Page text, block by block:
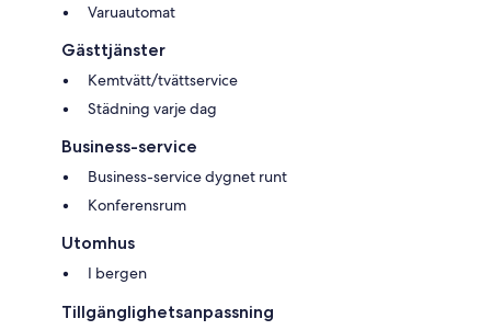
Varuautomat
Gästtjänster
Kemtvätt/tvättservice
Städning varje dag
Business-service
Business-service dygnet runt
Konferensrum
Utomhus
I bergen
Tillgänglighetsanpassning